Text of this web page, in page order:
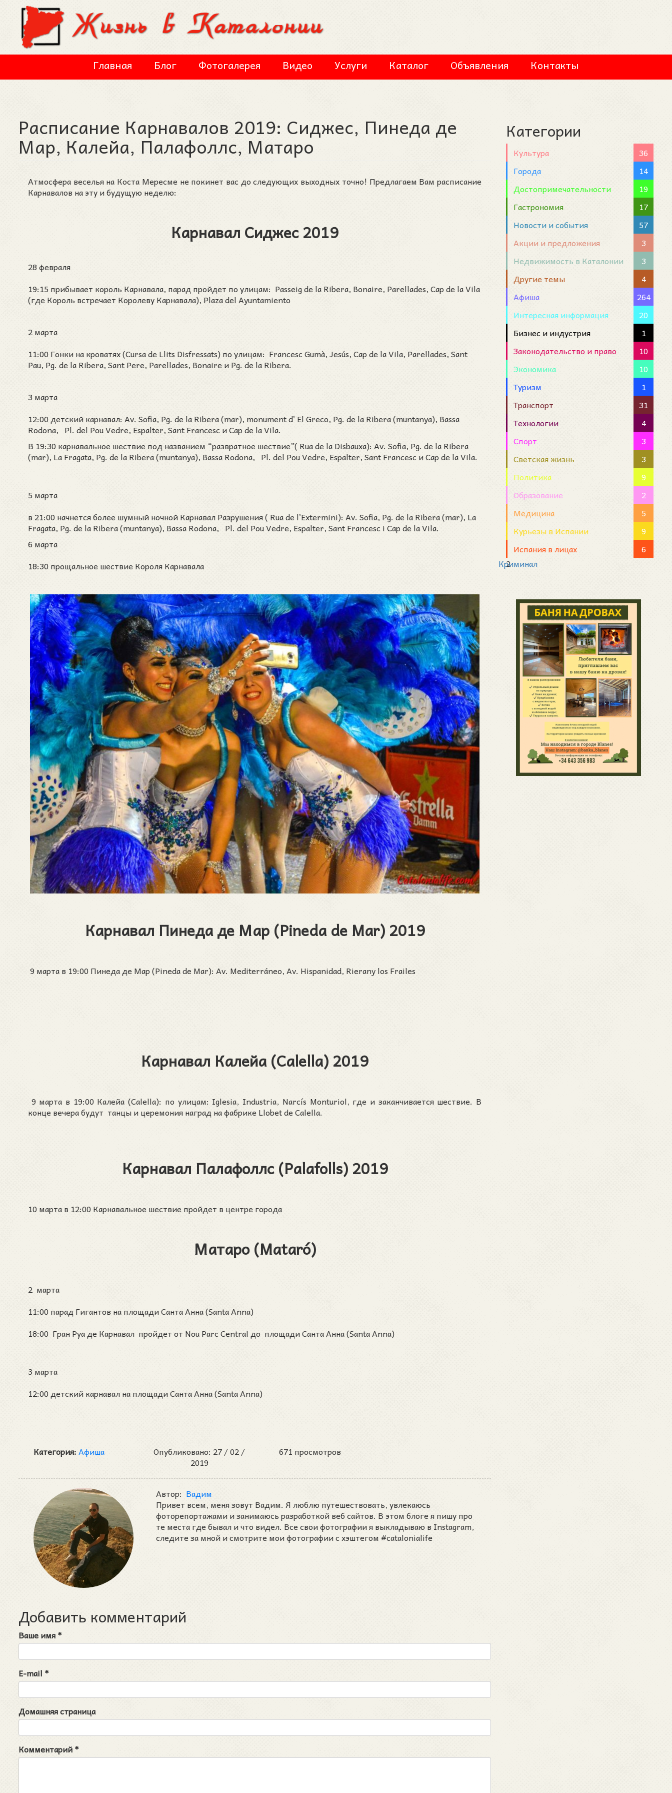
Перейти к основному содержанию
Главная Блог Фотогалерея Видео Услуги Каталог Объявления Контакты
Расписание Карнавалов 2019: Сиджес, Пинеда де
Мар, Калейа, Палафоллс, Матаро
Атмосфера веселья на Коста Мересме не покинет вас до следующих выходных точно! Предлагаем Вам расписание
Карнавалов на эту и будущую неделю:
Карнавал Сиджес 2019
28 февраля
19:15 прибывает король Карнавала, парад пройдет по улицам: Passeig de la Ribera, Bonaire, Parellades, Cap de la Vila
(где Король встречает Королеву Карнавала), Plaza del Ayuntamiento
2 марта
11:00 Гонки на кроватях (Cursa de Llits Disfressats) по улицам: Francesc Gumà, Jesús, Cap de la Vila, Parellades, Sant
Pau, Pg. de la Ribera, Sant Pere, Parellades, Bonaire и Pg. de la Ribera.
3 марта
12:00 детский карнавал: Av. Sofia, Pg. de la Ribera (mar), monument d’ El Greco, Pg. de la Ribera (muntanya), Bassa
Rodona, Pl. del Pou Vedre, Espalter, Sant Francesc и Cap de la Vila.
В 19:30 карнавальное шествие под названием “развратное шествие”( Rua de la Disbauxa): Av. Sofia, Pg. de la Ribera
(mar), La Fragata, Pg. de la Ribera (muntanya), Bassa Rodona, Pl. del Pou Vedre, Espalter, Sant Francesc и Cap de la Vila.
5 марта
в 21:00 начнется более шумный ночной Карнавал Разрушения ( Rua de l’Extermini): Av. Sofia, Pg. de la Ribera (mar), La
Fragata, Pg. de la Ribera (muntanya), Bassa Rodona, Pl. del Pou Vedre, Espalter, Sant Francesc i Cap de la Vila.
6 марта
18:30 прощальное шествие Короля Карнавала
Карнавал Пинеда де Мар (Pineda de Mar) 2019
9 марта в 19:00 Пинеда де Мар (Pineda de Mar): Av. Mediterráneo, Av. Hispanidad, Rierany los Frailes
Карнавал Калейа (Calella) 2019
9 марта в 19:00 Калейа (Calella): по улицам: Iglesia, Industria, Narcís Monturiol, где и заканчивается шествие. В
конце вечера будут танцы и церемония наград на фабрике Llobet de Calella.
Карнавал Палафоллс (Palafolls) 2019
10 марта в 12:00 Карнавальное шествие пройдет в центре города
Матаро (Mataró)
2 марта
11:00 парад Гигантов на площади Санта Анна (Santa Anna)
18:00 Гран Руа де Карнавал пройдет от Nou Parc Central до площади Санта Анна (Santa Anna)
3 марта
12:00 детский карнавал на площади Санта Анна (Santa Anna)
Категория:Афиша Опубликовано: 27 /02 /
2019
671 просмотров
Автор: Вадим
Привет всем, меня зовут Вадим. Я люблю путешествовать, увлекаюсь
фоторепортажами и занимаюсь разработкой веб сайтов. В этом блоге я пишу про
те места где бывал и что видел. Все свои фотографии я выкладываю в Instagram,
следите за мной и смотрите мои фотографии с хэштегом #catalonialife
Добавить комментарий
Ваше имя*
E-mail *
Домашняя страница
Комментарий*
Категории
Культура
36
Города
14
Достопримечательности
19
Гастрономия
17
Новости и события
57
Акции и предложения
3
Недвижимость в Каталонии
3
Другие темы
4
Афиша
264
Интересная информация
20
Бизнес и индустрия
1
Законодательство и право
10
Экономика
10
Туризм
1
Транспорт
31
Технологии
4
Спорт
3
Светская жизнь
3
Политика
9
Образование
2
Медицина
5
Курьезы в Испании
9
Испания в лицах
6
Криминал
2